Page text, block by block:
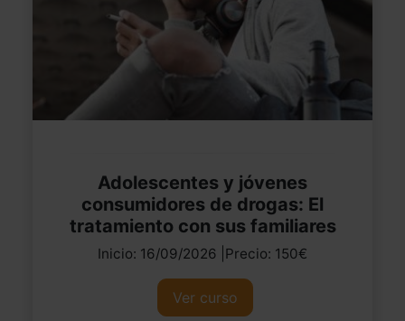
Adolescentes y jóvenes
consumidores de drogas: El
tratamiento con sus familiares
Inicio: 16/09/2026 |Precio: 150€
Ver curso